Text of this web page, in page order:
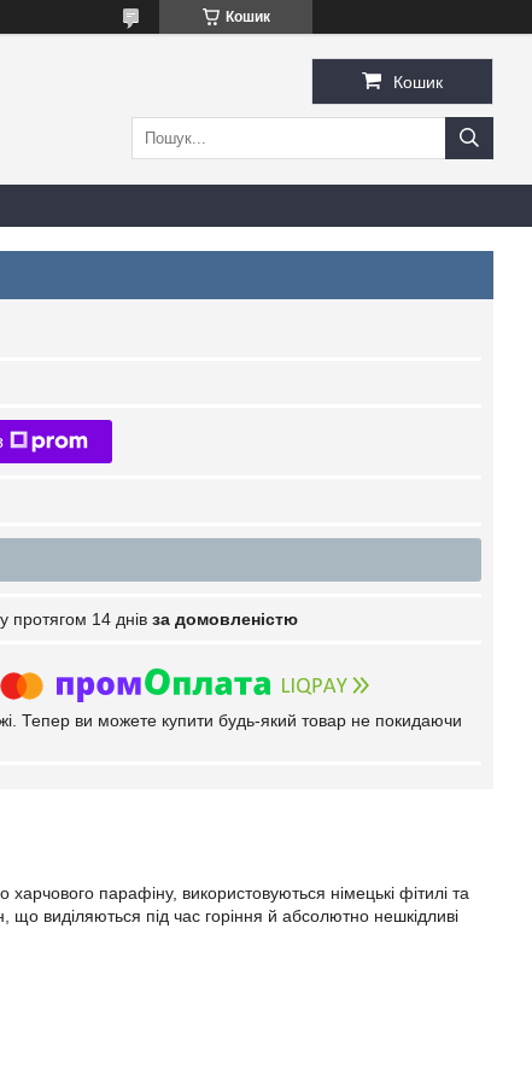
Кошик
Кошик
протягом 14 днів за домовленістю
Тепер ви можете купити будь-який товар не покидаючи
харчового парафіну, використовуються німецькі фітилі та
що виділяються під час горіння й абсолютно нешкідливі